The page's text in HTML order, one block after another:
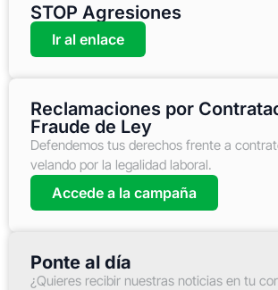
STOP Agresiones
Ir al enlace
Reclamaciones por
Fraude de Ley
Defendemos tus derechos frente a
velando por la legalidad laboral.
Accede a la campaña
Ponte al día
¿Quieres recibir nuestras noticias en tu